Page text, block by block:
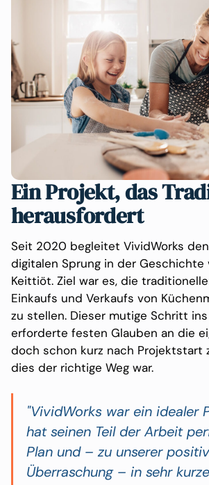
Ein Projekt, das
herausfordert
Seit 2020 begleitet VividWorks
digitalen Sprung in der Geschichte
Keittiöt. Ziel war es, die
Einkaufs und Verkaufs von
zu stellen. Dieser mutige Schritt
erforderte festen Glauben an die
doch schon kurz nach Projektstart
dies der richtige Weg war.
"VividWorks war ein idealer
hat seinen Teil der Arbeit
Plan und – zu unserer
Überraschung – in sehr